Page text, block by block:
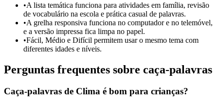
•A lista temática funciona para atividades em família, revisão
de vocabulário na escola e prática casual de palavras.
•A grelha responsiva funciona no computador e no telemóvel,
e a versão impressa fica limpa no papel.
•Fácil, Médio e Difícil permitem usar o mesmo tema com
diferentes idades e níveis.
Perguntas frequentes sobre caça-palavras
Caça-palavras de Clima é bom para crianças?